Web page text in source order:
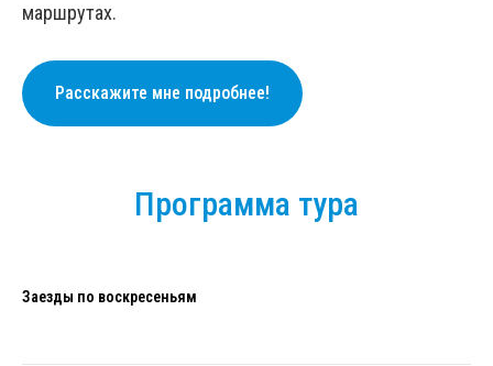
маршрутах.
Расскажите мне подробнее!
Программа тура
Заезды по воскресеньям